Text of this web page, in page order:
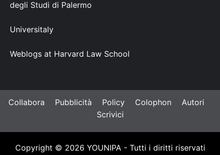
degli Studi di Palermo
Universitaly
Weblogs at Harvard Law School
Collabora Pubblicità Policy Colophon
Autori
Scrivici
Copyright © 2026 YOUNIPA - Tutti i diritti riservati